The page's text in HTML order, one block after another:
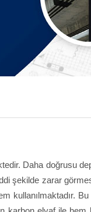
Daha doğrusu
şekilde zarar
kullanılmaktadır.